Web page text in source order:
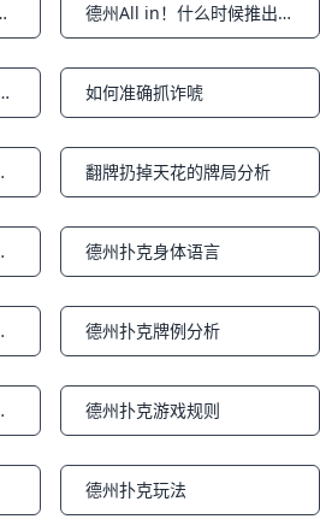
应对？上篇 Notifications 德州All in！什么时候推出去最好？下篇
推全下怎么办 Notifications
如何准确抓诈唬
让对手弃牌 Notifications
翻牌扔掉天花的牌局分析
能犯？ Notifications
德州扑克身体语言
居然A嗨大 Notifications
德州扑克牌例分析
平很多 Notifications
德州扑克游戏规则
Notifications
德州扑克玩法